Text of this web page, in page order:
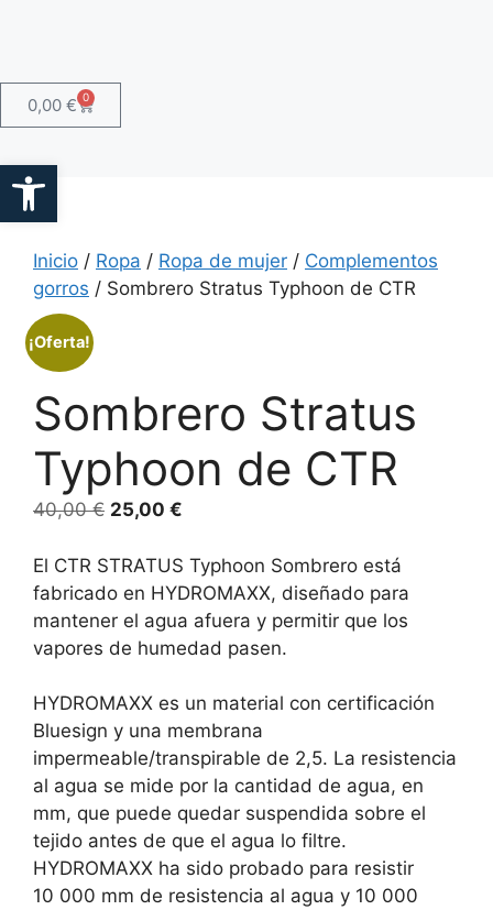
0,00 € 0
Inicio / Ropa / Ropa de mujer / Complementos
gorros / Sombrero Stratus Typhoon de CTR
¡Oferta!
Sombrero Stratus
Typhoon de CTR
40,00€ 25,00 €
El CTR STRATUS Typhoon Sombrero está
fabricado en HYDROMAXX, diseñado para
mantener el agua afuera y permitir que los
vapores de humedad pasen.
HYDROMAXX es un material con certificación
Bluesign y una membrana
impermeable/transpirable de 2,5. La resistencia
al agua se mide por la cantidad de agua, en
mm, que puede quedar suspendida sobre el
tejido antes de que el agua lo filtre.
HYDROMAXX ha sido probado para resistir
10 000 mm de resistencia al agua y 10 000
Abrir barra de herramientas